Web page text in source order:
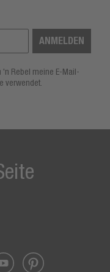
ANMELDEN
Rebel meine E-Mail-
verwendet.